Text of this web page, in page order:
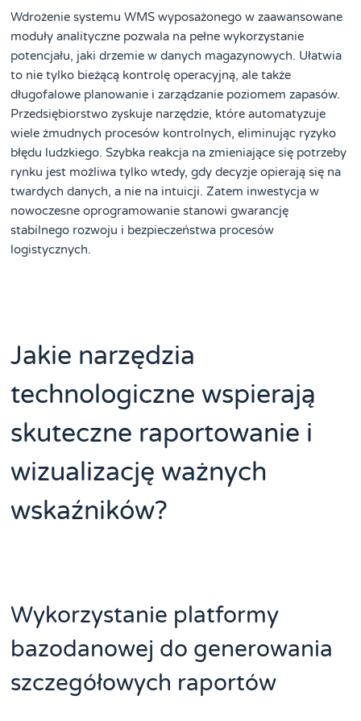
Wdrożenie systemu WMS wyposażonego w zaawansowane
moduły analityczne pozwala na pełne wykorzystanie
potencjału, jaki drzemie w danych magazynowych. Ułatwia
to nie tylko bieżącą kontrolę operacyjną, ale także
długofalowe planowanie i zarządzanie poziomem zapasów.
Przedsiębiorstwo zyskuje narzędzie, które automatyzuje
wiele żmudnych procesów kontrolnych, eliminując ryzyko
błędu ludzkiego. Szybka reakcja na zmieniające się potrzeby
rynku jest możliwa tylko wtedy, gdy decyzje opierają się na
twardych danych, a nie na intuicji. Zatem inwestycja w
nowoczesne oprogramowanie stanowi gwarancję
stabilnego rozwoju i bezpieczeństwa procesów
logistycznych.
Jakie narzędzia
technologiczne wspierają
skuteczne raportowanie i
wizualizację ważnych
wskaźników?
Wykorzystanie platformy
bazodanowej do generowania
szczegółowych raportów